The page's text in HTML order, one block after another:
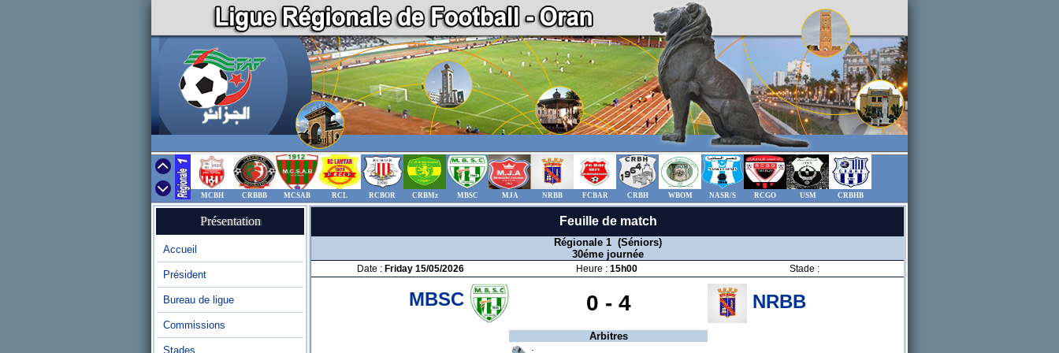
MCBH CRBBB MCSAB RCL RCBOR CRBMz MBSC MJA NRBB FCBAR CRBH WBOM NASR/S RCGO USM CRBHB
Présentation
Accueil
Président
Bureau de ligue
Commissions
Stades
Feuille de match
Régionale 1 (Séniors)
30éme journée
Date : Friday 15/05/2026 Heure : 15h00 Stade :
MBSC 0 -4 NRBB
Arbitres